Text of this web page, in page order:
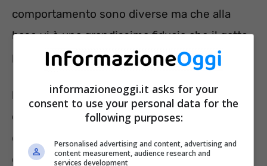
comportamento sono diverse ma che alla
base vi è una grandissima fiducia che il gatto
prova ne confronti del suo amico umano.
La prima motivazione risulta essere la
comodità
. Tutti quelli che hanno un gatto in
casa sanno benissimo che nonostante in
casa vi siano tante cucce, il gatto preferirà
informazioneoggi.it asks for your
consent to use your personal data for the
following purposes:
Personalised advertising and content, advertising and
content measurement, audience research and
services development